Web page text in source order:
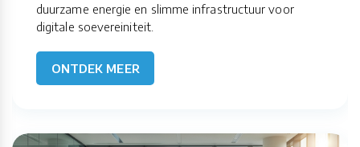
duurzame energie en slimme infrastructuur voor
digitale soevereiniteit.
ONTDEK MEER